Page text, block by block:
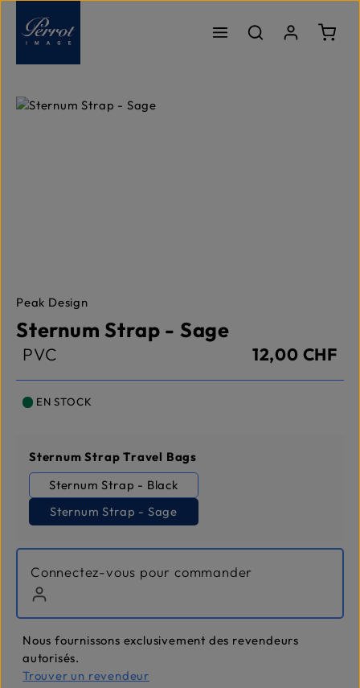
Passer au contenu principal
Le
Ignorer la galerie d'images
Peak Design
Sternum Strap - Sage
PVC 12,00 CHF
EN STOCK
Sélectionnez
Sternum Strap Travel Bags
Sternum Strap - Black
Sternum Strap - Sage
Connectez-vous pour commander
Nous fournissons exclusivement des revendeurs
autorisés.
Trouver un revendeur